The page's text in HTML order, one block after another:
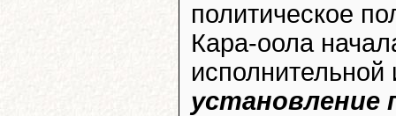
политическое
Кара-оола
исполнительной
установление